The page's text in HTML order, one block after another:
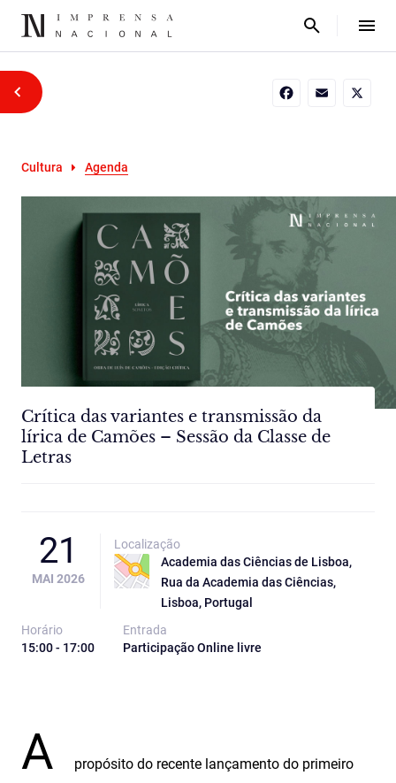
Cultura Agenda
Crítica das variantes e transmissão da
lírica de Camões – Sessão da Classe de
Letras
21
MAI 2026
Localização
Academia das Ciências de Lisboa,
Rua da Academia das Ciências,
Lisboa, Portugal
Horário
15:00 - 17:00
Entrada
Participação Online livre
A propósito do recente lançamento do primeiro